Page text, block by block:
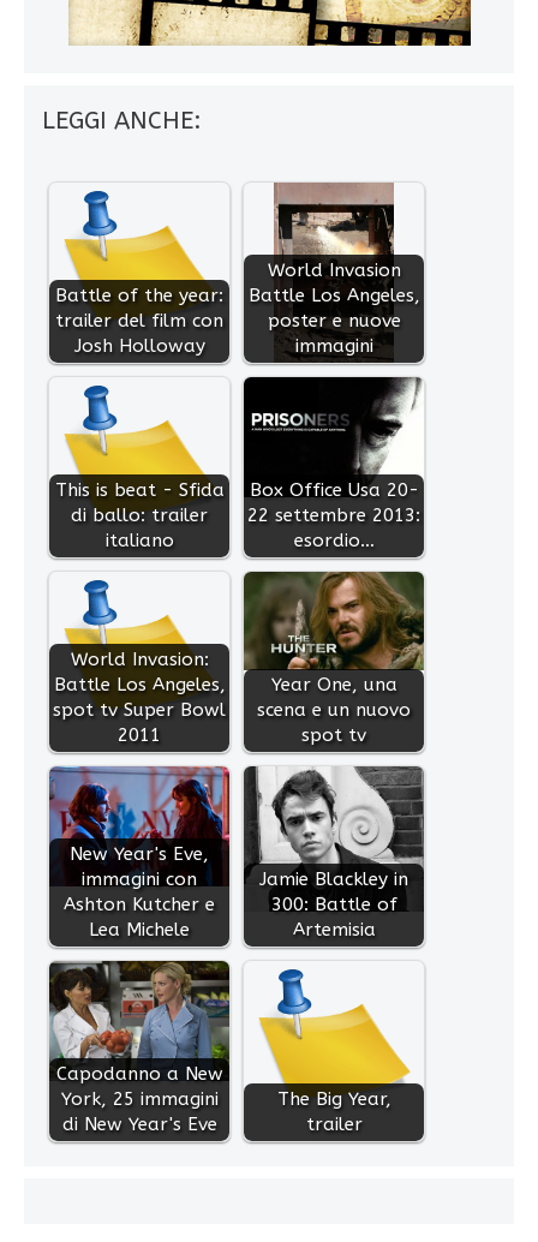
LEGGI ANCHE:
Battle of the year:
trailer del film con
Josh Holloway
World Invasion
Battle Los Angeles,
poster e nuove
immagini
This is beat - Sfida
di ballo: trailer
italiano
Box Office Usa 20-
22 settembre 2013:
esordio…
World Invasion:
Battle Los Angeles,
spot tv Super Bowl
2011
Year One, una
scena e un nuovo
spot tv
New Year's Eve,
immagini con
Ashton Kutcher e
Lea Michele
Jamie Blackley in
300: Battle of
Artemisia
Capodanno a New
York, 25 immagini
di New Year's Eve
The Big Year,
trailer